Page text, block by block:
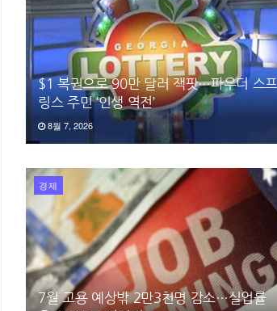
$1 복권으로 90만 달러 잭팟…파우더 스프
링스 주민 ‘인생 역전’
8월 7, 2026
경제
7월 고용 예상밖 2만3천명 감소…실업률